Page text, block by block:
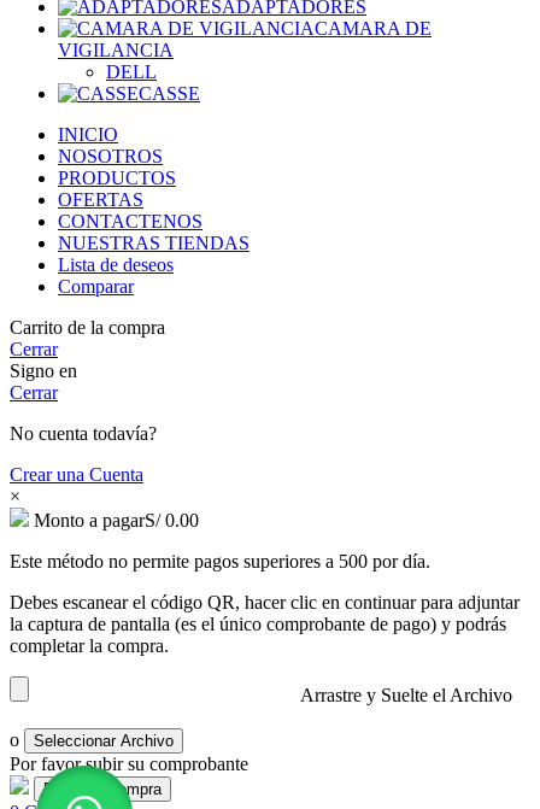
ADAPTADORES
CAMARA DE
VIGILANCIA
DELL
CASSE
INICIO
NOSOTROS
PRODUCTOS
OFERTAS
CONTACTENOS
NUESTRAS TIENDAS
Lista de deseos
Comparar
Carrito de la compra
Cerrar
Signo en
Cerrar
No cuenta todavía?
Crear una Cuenta
×
Monto a pagarS/0.00
Este método no permite pagos superiores a 500 por día.
Debes escanear el código QR, hacer clic en continuar para adjuntar
la captura de pantalla (es el único comprobante de pago) y podrás
completar la compra.
Arrastre y Suelte el Archivo
o Seleccionar Archivo
Por favor subir su comprobante